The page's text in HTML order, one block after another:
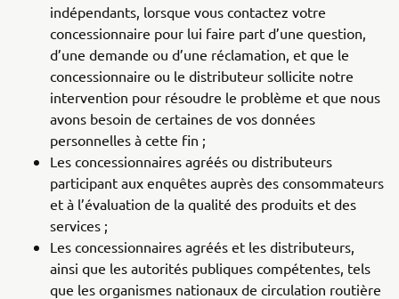
indépendants, lorsque vous contactez votre
concessionnaire pour lui faire part d’une question,
d’une demande ou d’une réclamation, et que le
concessionnaire ou le distributeur sollicite notre
intervention pour résoudre le problème et que nous
avons besoin de certaines de vos données
personnelles à cette fin ;
Les concessionnaires agréés ou distributeurs
participant aux enquêtes auprès des consommateurs
et à l’évaluation de la qualité des produits et des
services ;
Les concessionnaires agréés et les distributeurs,
ainsi que les autorités publiques compétentes, tels
que les organismes nationaux de circulation routière